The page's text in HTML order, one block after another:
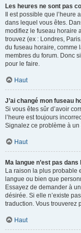
Les heures ne sont pas
Il est possible que
dans lequel vous êtes.
modifiez le fuseau horaire
trouvez (ex : Londres,
du fuseau horaire, comme
membres du forum. Donc
pour le faire.
Haut
J’ai changé mon fuseau
Si vous êtes sûr d’avoir
l’heure est toujours
Signalez ce problème à un
Haut
Ma langue n’est pas dans
La raison la plus probable
langue ou bien que
Essayez de demander à
désirée. Si elle n’existe
traduction. Vous trouverez
Haut